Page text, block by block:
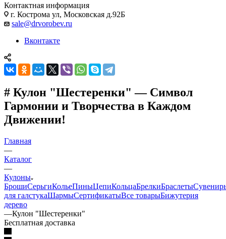
Контактная информация
г. Кострома ул, Московская д.92Б
sale@drvorobev.ru
Вконтакте
# Кулон "Шестеренки" — Символ
Гармонии и Творчества в Каждом
Движении!
Главная
—
Каталог
—
Кулоны
БрошиСерьгиКольеПиныЦепиКольцаБрелкиБраслеты
для галстукаШармыСертификатыВсе товарыБижутерия
дерево
—Кулон "Шестеренки"
Бесплатная доставка